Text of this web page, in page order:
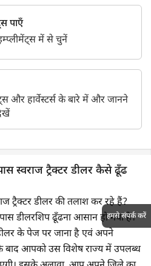
पाएँ
में से चुनें
और हार्वेस्टर्स के बारे में और जानने
ट्रैक्टर डीलर कैसे ढूँढ
ट्रैक्टर डीलर की तलाश कर रहे हैं?
डीलरशिप ढूँढना आसान हो गया है।
के पेज पर जाना है एवं अपने
बाद आपको उस विशेष राज्य में उपलब्ध
हमसे संपर्क करें